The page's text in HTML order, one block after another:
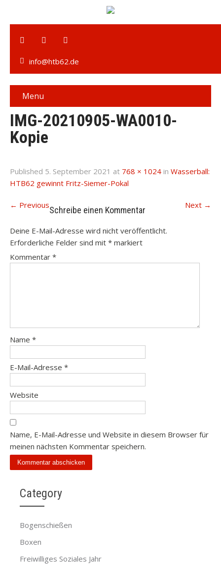
info@htb62.de
Menu
IMG-20210905-WA0010-
Kopie
Published 5. September 2021 at 768 × 1024 in Wasserball:
HTB62 gewinnt Fritz-Siemer-Pokal
← Previous Next →
Schreibe einen Kommentar
Deine E-Mail-Adresse wird nicht veröffentlicht.
Erforderliche Felder sind mit * markiert
Kommentar *
Name *
E-Mail-Adresse *
Website
Name, E-Mail-Adresse und Website in diesem Browser für
meinen nächsten Kommentar speichern.
Category
Bogenschießen
Boxen
Freiwilliges Soziales Jahr